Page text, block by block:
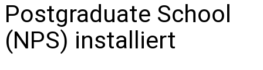
Postgraduate School
(NPS) installiert